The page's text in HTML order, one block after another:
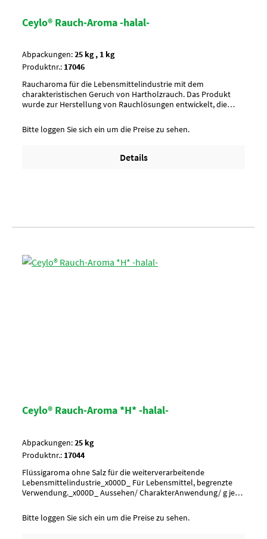
Ceylo® Rauch-Aroma -halal-
Abpackungen:
25 kg , 1 kg
Produktnr.: 17046
Raucharoma für die Lebensmittelindustrie mit dem
charakteristischen Geruch von Hartholzrauch. Das Produkt
wurde zur Herstellung von Rauchlösungen entwickelt, die
wird zum Räuchern von Fleischwaren, Fisch, Geflügel und Käse
empfohlen._x000D_ Aussehen/ CharakterAnwendung/ g je
KanisterArtikel-StatusHalal zertifiziert
Bitte loggen Sie sich ein um die Preise zu sehen.
Details
Ceylo® Rauch-Aroma *H* -halal-
Abpackungen:25 kg
Produktnr.: 17044
Flüssigaroma ohne Salz für die weiterverarbeitende
Lebensmittelindustrie_x000D_ Für Lebensmittel, begrenzte
Verwendung._x000D_ Aussehen/ CharakterAnwendung/ g je
KanisterArtikel-StatusHalal zertifiziert
Bitte loggen Sie sich ein um die Preise zu sehen.